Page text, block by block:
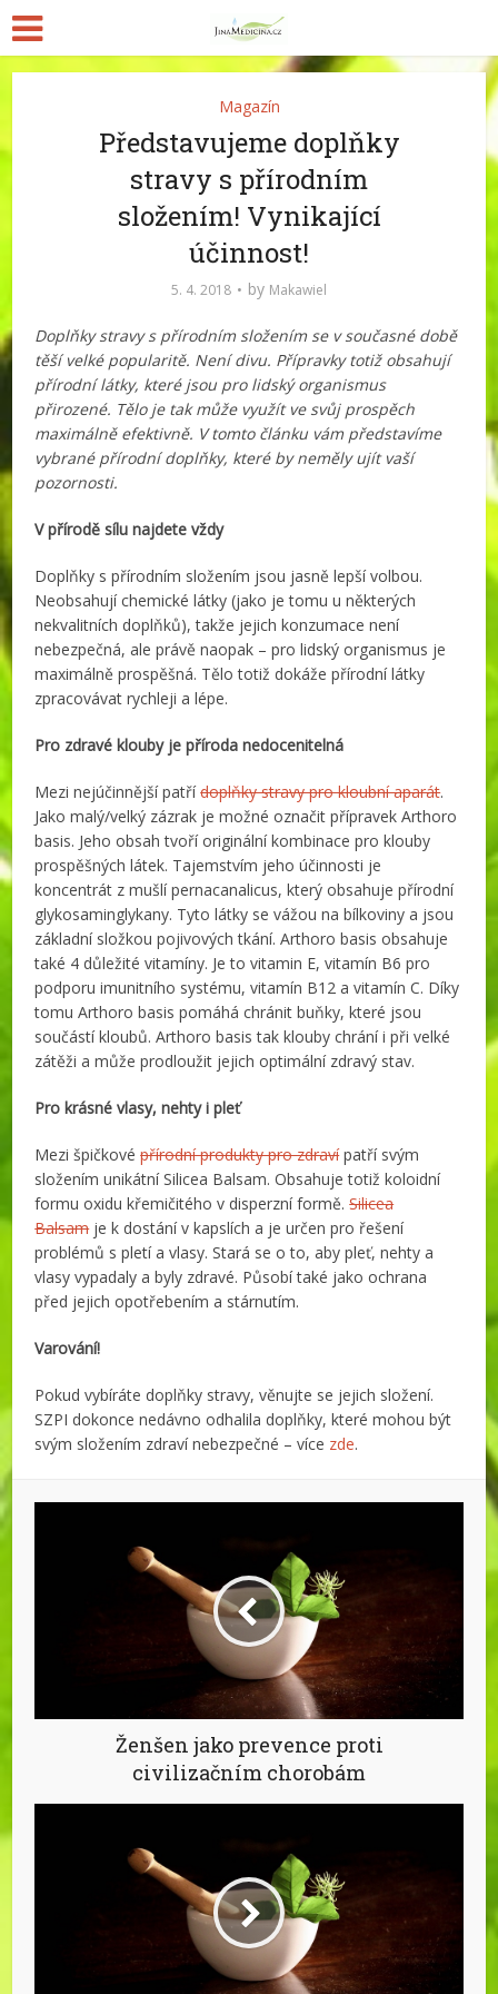
Magazín
Představujeme doplňky
stravy s přírodním
složením! Vynikající
účinnost!
5. 4. 2018 by Makawiel
Doplňky stravy s přírodním složením se v současné době
těší velké popularitě. Není divu. Přípravky totiž obsahují
přírodní látky, které jsou pro lidský organismus
přirozené. Tělo je tak může využít ve svůj prospěch
maximálně efektivně. V tomto článku vám představíme
vybrané přírodní doplňky, které by neměly ujít vaší
pozornosti.
V přírodě sílu najdete vždy
Doplňky s přírodním složením jsou jasně lepší volbou.
Neobsahují chemické látky (jako je tomu u některých
nekvalitních doplňků), takže jejich konzumace není
nebezpečná, ale právě naopak – pro lidský organismus je
maximálně prospěšná. Tělo totiž dokáže přírodní látky
zpracovávat rychleji a lépe.
Pro zdravé klouby je příroda nedocenitelná
Mezi nejúčinnější patřídoplňky stravy pro kloubní aparát.
Jako malý/velký zázrak je možné označit přípravek Arthoro
basis. Jeho obsah tvoří originální kombinace pro klouby
prospěšných látek. Tajemstvím jeho účinnosti je
koncentrát z mušlí pernacanalicus, který obsahuje přírodní
glykosaminglykany. Tyto látky se vážou na bílkoviny a jsou
základní složkou pojivových tkání. Arthoro basis obsahuje
také 4 důležité vitamíny. Je to vitamin E, vitamín B6 pro
podporu imunitního systému, vitamín B12 a vitamín C. Díky
tomu Arthoro basis pomáhá chránit buňky, které jsou
součástí kloubů. Arthoro basis tak klouby chrání i při velké
zátěži a může prodloužit jejich optimální zdravý stav.
Pro krásné vlasy, nehty i pleť
Mezi špičkovépřírodní produkty pro zdravípatří svým
složením unikátní Silicea Balsam. Obsahuje totiž koloidní
formu oxidu křemičitého v disperzní formě.Silicea
Balsamje k dostání v kapslích a je určen pro řešení
problémů s pletí a vlasy. Stará se o to, aby pleť, nehty a
vlasy vypadaly a byly zdravé. Působí také jako ochrana
před jejich opotřebením a stárnutím.
Varování!
Pokud vybíráte doplňky stravy, věnujte se jejich složení.
SZPI dokonce nedávno odhalila doplňky, které mohou být
svým složením zdraví nebezpečné – více zde.
Ženšen jako prevence proti
civilizačním chorobám